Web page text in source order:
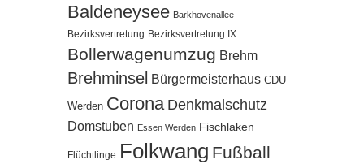
Baldeneysee Barkhovenallee
Bezirksvertretung Bezirksvertretung IX
Bollerwagenumzug Brehm
Brehminsel Bürgermeisterhaus CDU
Werden Corona Denkmalschutz
Domstuben Essen Werden Fischlaken
Flüchtlinge Folkwang Fußball